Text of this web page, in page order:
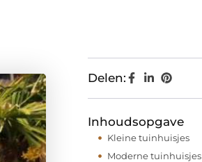
Delen:
Inhoudsopgave
Kleine tuinhuisjes
Moderne tuinhuisjes